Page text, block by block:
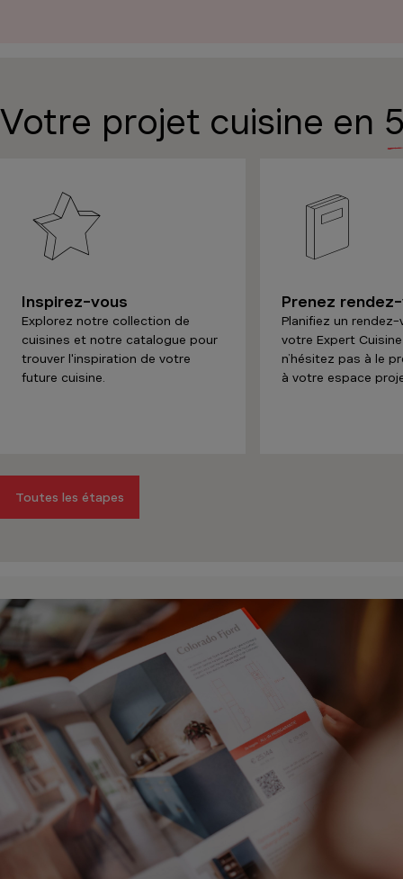
Rue des
5030
Fermé
Hasseltweg
Fermé
Rue Pont-à-
Votre projet cuisine en
Inspirez-vous
Explorez notre collection de
cuisines et notre catalogue pour
trouver l'inspiration de votre
future cuisine.
Prenez
Planifiez un rendez-
votre Expert
n’hésitez pas à le
à votre espace
Toutes les étapes